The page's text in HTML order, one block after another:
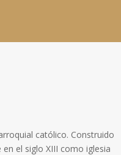
católico. Construido
el siglo XIII como iglesia